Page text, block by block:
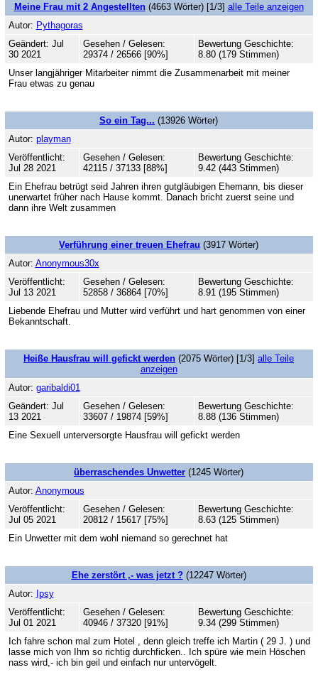
Meine Frau mit 2 Angestellten(4663 Wörter) [1/3] alle Teile anzeigen
Autor: Pythagoras
Geändert: Jul
30 2021
Gesehen / Gelesen:
29374 / 26566 [90%]
Bewertung Geschichte:
8.80 (179 Stimmen)
Unser langjähriger Mitarbeiter nimmt die Zusammenarbeit mit meiner
Frau etwas zu genau
So ein Tag... (13926 Wörter)
Autor: playman
Veröffentlicht:
Jul 28 2021
Gesehen / Gelesen:
42115 / 37133 [88%]
Bewertung Geschichte:
9.42 (443 Stimmen)
Ein Ehefrau betrügt seid Jahren ihren gutgläubigen Ehemann, bis dieser
unerwartet früher nach Hause kommt. Danach bricht zuerst seine und
dann ihre Welt zusammen
Verführung einer treuen Ehefrau (3917 Wörter)
Autor: Anonymous30x
Veröffentlicht:
Jul 13 2021
Gesehen / Gelesen:
52858 / 36864 [70%]
Bewertung Geschichte:
8.91 (195 Stimmen)
Liebende Ehefrau und Mutter wird verführt und hart genommen von einer
Bekanntschaft.
Heiße Hausfrau will gefickt werden (2075 Wörter) [1/3] alle Teile
anzeigen
Autor: garibaldi01
Geändert: Jul
13 2021
Gesehen / Gelesen:
33607 / 19874 [59%]
Bewertung Geschichte:
8.88 (136 Stimmen)
Eine Sexuell unterversorgte Hausfrau will gefickt werden
überraschendes Unwetter (1245 Wörter)
Autor: Anonymous
Veröffentlicht:
Jul 05 2021
Gesehen / Gelesen:
20812 / 15617 [75%]
Bewertung Geschichte:
8.63 (125 Stimmen)
Ein Unwetter mit dem wohl niemand so gerechnet hat
Ehe zerstört ,- was jetzt ?(12247 Wörter)
Autor: Ipsy
Veröffentlicht:
Jul 01 2021
Gesehen / Gelesen:
40946 / 37320 [91%]
Bewertung Geschichte:
9.34 (299 Stimmen)
Ich fahre schon mal zum Hotel , denn gleich treffe ich Martin ( 29 J. ) und
lasse mich von Ihm so richtig durchficken.. Ich spüre wie mein Höschen
nass wird,- ich bin geil und einfach nur untervögelt.